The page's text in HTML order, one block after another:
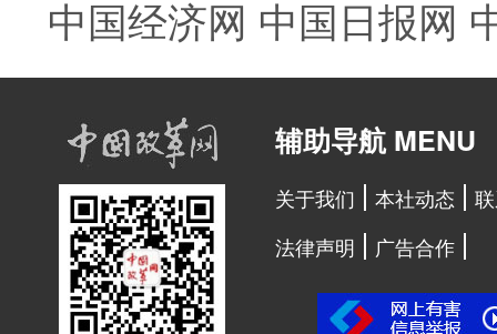
中国经济网 中国日报网
辅助导航 MENU
关于我们 本社动态
法律声明
广告合作